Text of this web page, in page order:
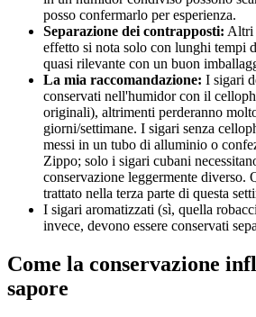
posso confermarlo per esperienza.
Separazione dei contrapposti: Altri
effetto si nota solo con lunghi tempi
quasi rilevante con un buon
La mia raccomandazione: I sigari
conservati nell'humidor con il
originali), altrimenti perderanno
giorni/settimane. I sigari senza
messi in un tubo di alluminio o
Zippo; solo i sigari cubani
conservazione leggermente diverso.
trattato nella terza parte di questa
I sigari aromatizzati (sì, quella
invece, devono essere conservati
Come la conservazione
sapore